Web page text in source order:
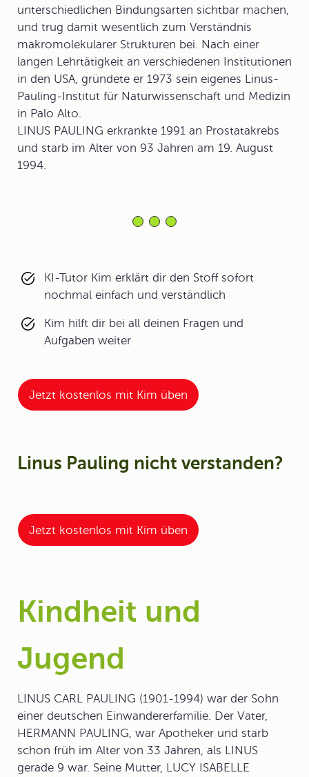
unterschiedlichen Bindungsarten sichtbar machen,
und trug damit wesentlich zum Verständnis
makromolekularer Strukturen bei. Nach einer
langen Lehrtätigkeit an verschiedenen Institutionen
in den USA, gründete er 1973 sein eigenes Linus-
Pauling-Institut für Naturwissenschaft und Medizin
in Palo Alto.
LINUS PAULING erkrankte 1991 an Prostatakrebs
und starb im Alter von 93 Jahren am 19. August
1994.
KI-Tutor Kim erklärt dir den Stoff sofort
nochmal einfach und verständlich
Kim hilft dir bei all deinen Fragen und
Aufgaben weiter
Jetzt kostenlos mit Kim üben
Linus Pauling nicht verstanden?
Jetzt kostenlos mit Kim üben
Kindheit und
Jugend
LINUS CARL PAULING (1901-1994) war der Sohn
einer deutschen Einwandererfamilie. Der Vater,
HERMANN PAULING, war Apotheker und starb
schon früh im Alter von 33 Jahren, als LINUS
gerade 9 war. Seine Mutter, LUCY ISABELLE